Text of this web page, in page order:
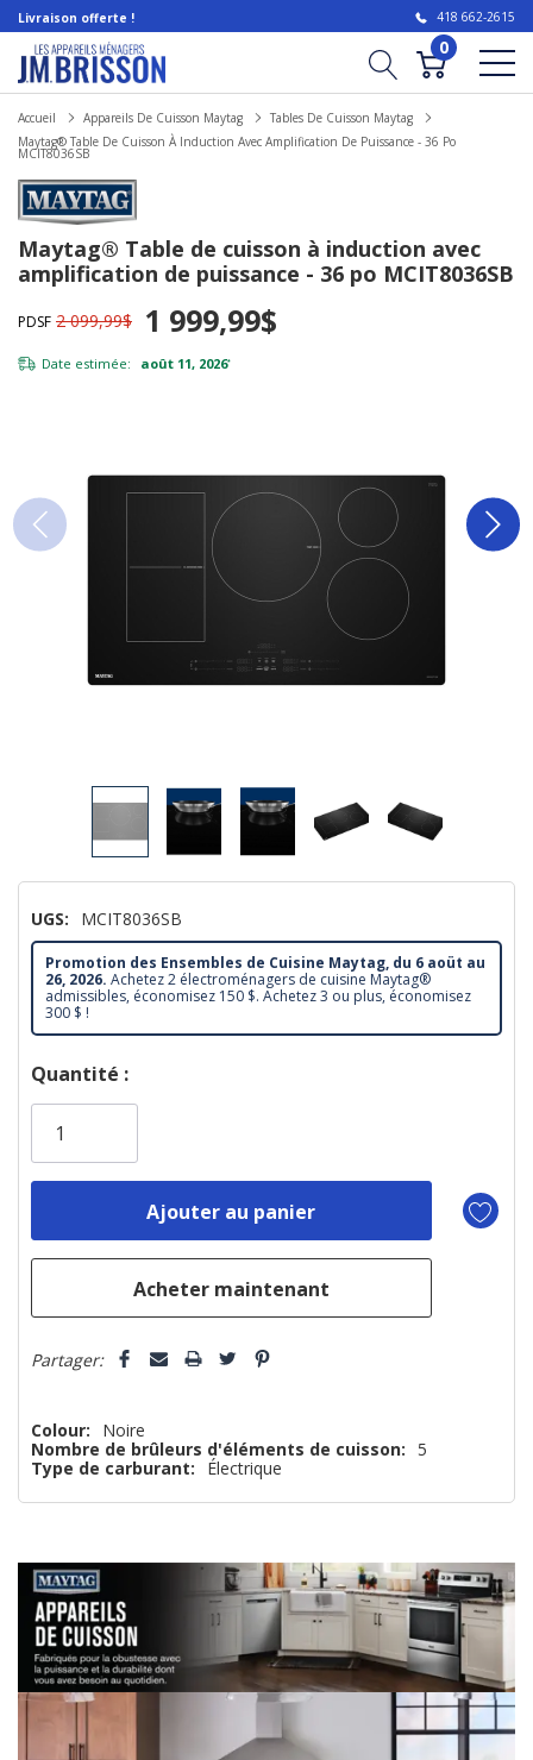
Livraison offerte ! 418 662-2615
0
Accueil Appareils De Cuisson Maytag
Tables De Cuisson Maytag
Maytag® Table De Cuisson À Induction Avec Amplification De Puissance - 36 Po
MCIT8036SB
Maytag® Table de cuisson à induction avec
amplification de puissance - 36 po MCIT8036SB
PDSF 2 099,99$ 1 999,99$
Date estimée: août 11, 2026*
UGS: MCIT8036SB
Promotion des Ensembles de Cuisine Maytag, du 6 aoüt au
26, 2026. Achetez 2 électroménagers de cuisine Maytag®
admissibles, économisez 150 $. Achetez 3 ou plus, économisez
300 $ !
Dépêchez-
vous!
plus
Quantité :
Partager:
Colour:
Noire
Nombre de brûleurs d'éléments de cuisson: 5
Type de carburant:
Électrique